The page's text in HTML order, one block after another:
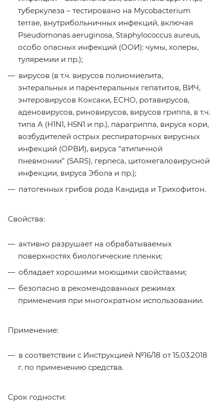
туберкулеза – тестировано на Mycobacterium
terrae, внутрибольничных инфекций, включая
Pseudomonas aeruginosa, Staphylococcus aureus,
особо опасных инфекций (ООИ): чумы, холеры,
туляремии и пр.);
вирусов (в т.ч. вирусов полиомиелита,
энтеральных и парентеральных гепатитов, ВИЧ,
энтеровирусов Коксаки, ЕСНО, ротавирусов,
аденовирусов, риновирусов, вирусов гриппа, в т.ч.
типа А (H1N1, H5N1 и пр.), парагриппа, вируса кори,
возбудителей острых респираторных вирусных
инфекций (ОРВИ), вируса “атипичной
пневмонии” (SARS), герпеса, цитомегаловирусной
инфекции, вируса Эбола и пр.);
патогенных грибов рода Кандида и Трихофитон.
Свойства:
активно разрушает на обрабатываемых
поверхностях биологические пленки;
обладает хорошими моющими свойствами;
безопасно в рекомендованных режимах
применения при многократном использовании.
Применение:
в соответствии с Инструкцией №16/18 от 15.03.2018
г. по применению средства.
Срок годности: